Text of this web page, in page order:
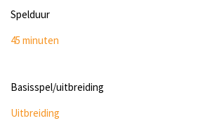
Spelduur
45 minuten
Basisspel/uitbreiding
Uitbreiding